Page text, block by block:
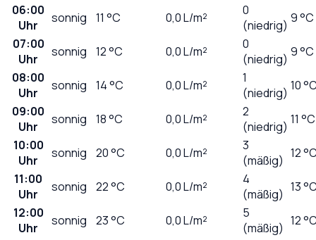
06:00
Uhr
sonnig 11 °C 0,0L/m²
0
(niedrig) 9 °C
07:00
Uhr
sonnig 12°C 0,0L/m²
0
(niedrig) 9 °C
08:00
Uhr
sonnig 14°C 0,0L/m²
1
(niedrig) 10
09:00
Uhr
sonnig 18°C 0,0L/m²
2
(niedrig) 11 °C
10:00
Uhr
sonnig 20°C 0,0L/m²
3
(mäßig) 12
11:00
Uhr
sonnig 22°C 0,0L/m²
4
(mäßig) 13
12:00
Uhr
sonnig 23°C 0,0L/m²
5
(mäßig) 12